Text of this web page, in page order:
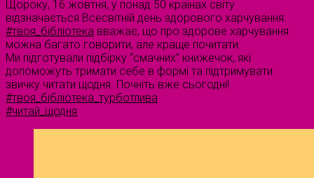
Щороку, 16 жовтня, у понад 50 країнах світу
відзначається Всесвітній день здорового харчування.
#твоя_бібліотека вважає, що про здорове харчування
можна багато говорити, але краще почитати.
Ми підготували підбірку “смачних” книжечок, які
допоможуть тримати себе в формі та підтримувати
звичку читати щодня. Почніть вже сьогодні!
#твоя_бібліотека_турботлива
#читай_щодня